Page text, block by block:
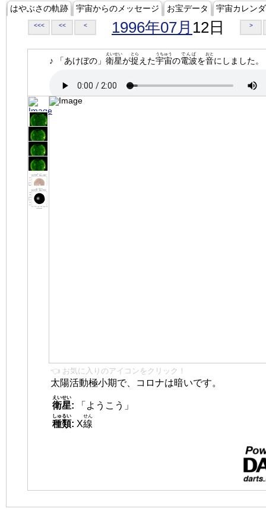
はやぶさの軌跡 宇宙からのメッセージ お宝データ 宇宙カレン
<<< << < 1996年07月 12日 >
♪ 「あけぼの」 衛星
えいせい
が捉
とら
えた宇宙
うちゅう
の電波
でんぱ
を音
おと
にしました。
👈 お気に入りのアイコンをクリック！
太陽活動極小期で、コロナは暗いです。
衛星
えいせい
:
「ようこう」
種類
しゅるい
: X線
せん